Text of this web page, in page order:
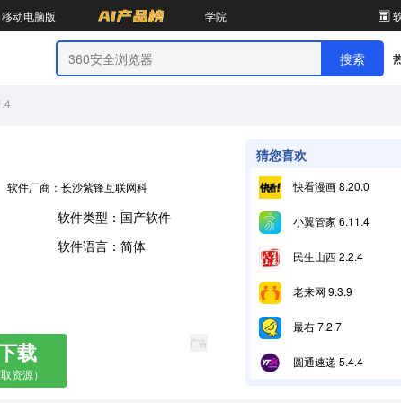
移动电脑版 学院
软件厂商：长沙紫锋互联网科技有限公司
软件类型：国产软件
软件语言：简体
载
资源）
广告
猜您喜欢
快看漫画 8.20.0
小翼管家 6.11.4
民生山西 2.2.4
老来网 9.3.9
最右 7.2.7
圆通速递 5.4.4